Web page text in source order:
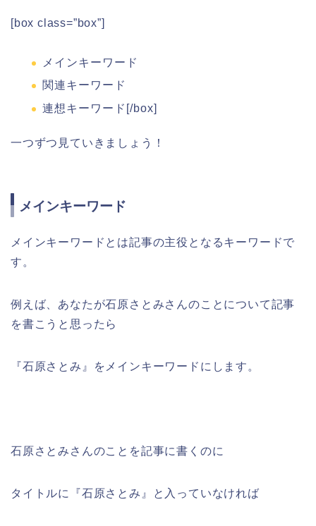
[box class=”box”]
メインキーワード
関連キーワード
連想キーワード[/box]
一つずつ見ていきましょう！
メインキーワード
メインキーワードとは記事の主役となるキーワードで
す。
例えば、あなたが石原さとみさんのことについて記事
を書こうと思ったら
『石原さとみ』をメインキーワードにします。
石原さとみさんのことを記事に書くのに
タイトルに『石原さとみ』と入っていなければ